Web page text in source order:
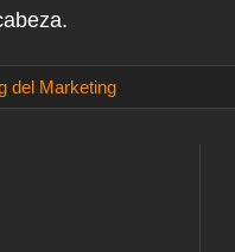
del Marketing